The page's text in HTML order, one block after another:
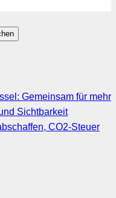
Gemeinsam für mehr
Sichtbarkeit
CO2-Steuer